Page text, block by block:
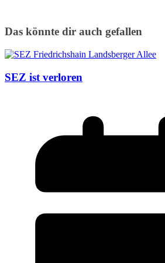
Das könnte dir auch gefallen
SEZ ist verloren